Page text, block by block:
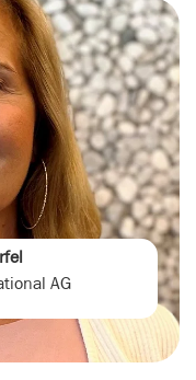
AG